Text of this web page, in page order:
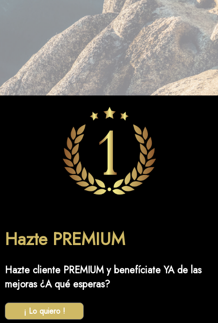
Hazte PREMIUM
Hazte cliente PREMIUM y benefíciate YA de las
mejoras ¿A qué esperas?
¡ Lo quiero !